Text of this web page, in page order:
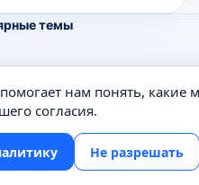
темы
нам понять,
согласия.
Не разрешать